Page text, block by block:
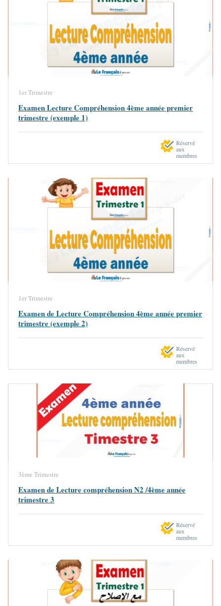
1er Trimestre
Examen Lecture Compréhension 4ème année premier
trimestre (exemple 1)
Réservé
aux
membres
1er Trimestre
Examen de Lecture Compréhension 4ème année premier
trimestre (exemple 2)
Réservé
aux
membres
3ème Trimestre
Examen de Lecture compréhension N2 /4ème année
trimestre 3
Réservé
aux
membres